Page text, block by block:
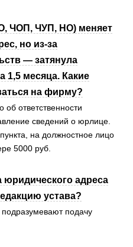
ЧОП, ЧУП, НО) меняет
но из-за
— затянула
1,5 месяца. Какие
на фирму?
ответственности
сведений о юрлице.
на должностное лицо
5000 руб.
юридического адреса
устава?
подачу